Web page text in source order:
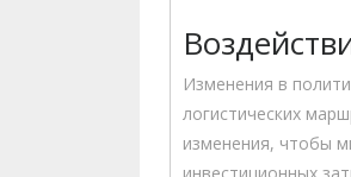
Изменения в
логистических
изменения, чтобы